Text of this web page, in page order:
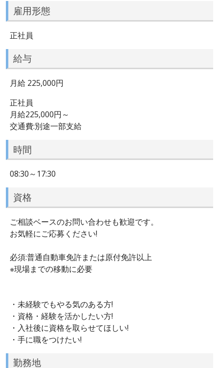
雇用形態
正社員
給与
月給 225,000円
正社員
月給225,000円～
交通費:別途一部支給
時間
08:30～17:30
資格
ご相談ベースのお問い合わせも歓迎です。
お気軽にご応募ください!
必須:普通自動車免許または原付免許以上
※現場までの移動に必要
・未経験でもやる気のある方!
・資格・経験を活かしたい方!
・入社後に資格を取らせてほしい!
・手に職をつけたい!
勤務地